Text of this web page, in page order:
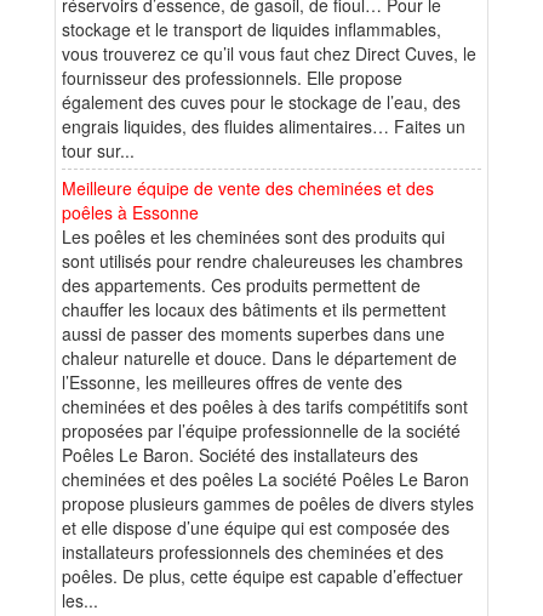
stockage et le transport de liquides inflammables,
vous trouverez ce qu’il vous faut chez Direct Cuves, le
fournisseur des professionnels. Elle propose
également des cuves pour le stockage de l’eau, des
engrais liquides, des fluides alimentaires… Faites un
tour sur...
Meilleure équipe de vente des cheminées et des
poêles à Essonne
Les poêles et les cheminées sont des produits qui
sont utilisés pour rendre chaleureuses les chambres
des appartements. Ces produits permettent de
chauffer les locaux des bâtiments et ils permettent
aussi de passer des moments superbes dans une
chaleur naturelle et douce. Dans le département de
l’Essonne, les meilleures offres de vente des
cheminées et des poêles à des tarifs compétitifs sont
proposées par l’équipe professionnelle de la société
Poêles Le Baron. Société des installateurs des
cheminées et des poêles La société Poêles Le Baron
propose plusieurs gammes de poêles de divers styles
et elle dispose d’une équipe qui est composée des
installateurs professionnels des cheminées et des
poêles. De plus, cette équipe est capable d’effectuer
les...